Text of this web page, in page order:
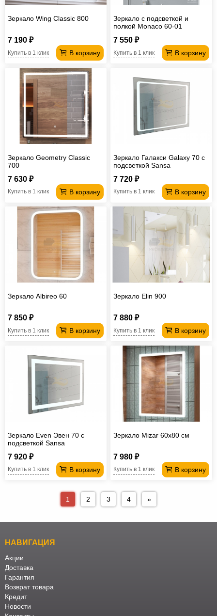
Зеркало Wing Classic 800
7 190 ₽
В корзину
Купить в 1 клик
Зеркало с подсветкой и
полкой Monaco 60-01
7 550 ₽
В корзину
Купить в 1 клик
Зеркало Geometry Classic
700
7 630 ₽
В корзину
Купить в 1 клик
Зеркало Галакси Galaxy 70 с
подсветкой Sansa
7 720 ₽
В корзину
Купить в 1 клик
Зеркало Albireo 60
7 850 ₽
В корзину
Купить в 1 клик
Зеркало Elin 900
7 880 ₽
В корзину
Купить в 1 клик
Зеркало Even Эвен 70 с
подсветкой Sansa
7 920 ₽
В корзину
Купить в 1 клик
Зеркало Mizar 60х80 см
7 980 ₽
В корзину
Купить в 1 клик
1 2 3 4 »
НАВИГАЦИЯ
Акции
Доставка
Гарантия
Возврат товара
Кредит
Новости